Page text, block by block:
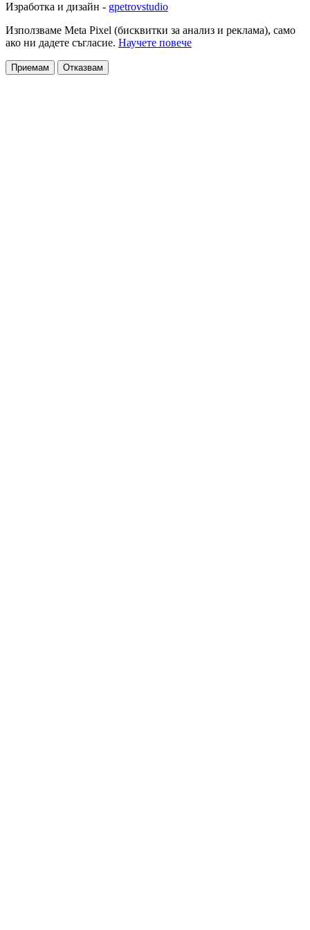
Изработка и дизайн - gpetrovstudio
Използваме Meta Pixel (бисквитки за анализ и реклама), само
ако ни дадете съгласие. Научете повече
Приемам Отказвам